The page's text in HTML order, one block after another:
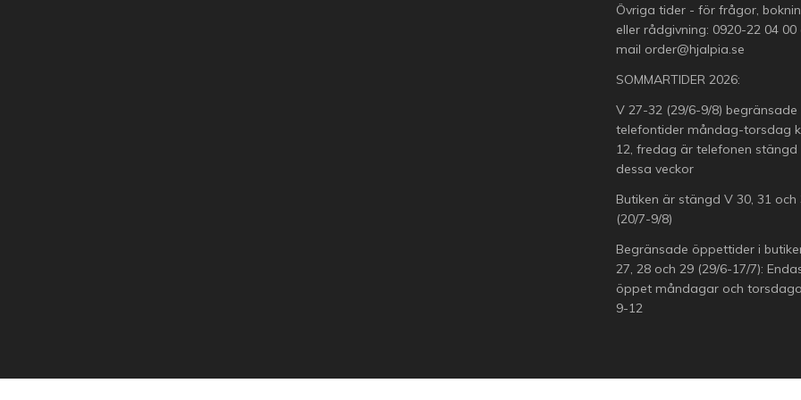
Övriga tider - för frågor,
eller rådgivning: 0920-22 04 00
mail order@hjalpia.se
SOMMARTIDER 2026:
V 27-32 (29/6-9/8) begränsade
telefontider måndag-torsdag
12, fredag är telefonen stängd
dessa veckor
Butiken är stängd V 30, 31 och
(20/7-9/8)
Begränsade öppettider i
27, 28 och 29 (29/6-17/7):
öppet måndagar och
9-12